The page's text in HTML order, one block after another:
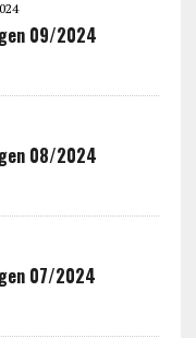
09/2024
08/2024
07/2024